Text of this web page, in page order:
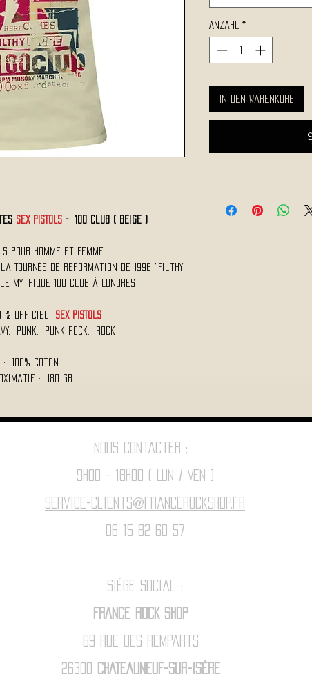
SEX PISTOLS- 100 Club ( Beige )
Pour Homme et Femme
de Reformation de 1996 "Filthy
Mythique 100 Club à Londres
% Officiel SEX PISTOLS
Punk, Punk Rock, Rock
100% Coton
: 180 Gr
Anzahl *
In den Warenkorb
Nous contacter :
9h00 - 18H00 ( Lun / Ven )
Service-clients@francerockshop.fr
06 15 82 60 57
Siège Social :
FRANCE ROCK SHOP
69 Rue des Remparts
26300 CHATEAUNEUF-SUR-ISÈRE